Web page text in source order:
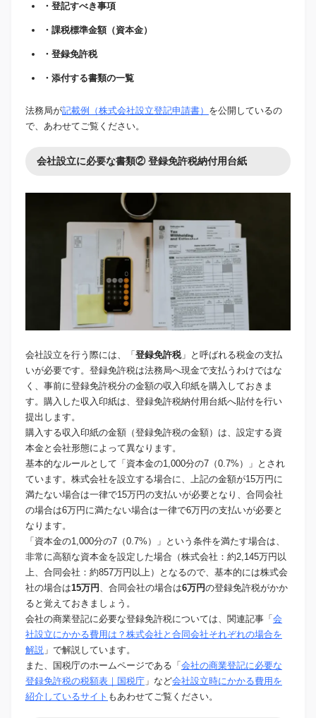
・登記すべき事項
・課税標準金額（資本金）
・登録免許税
・添付する書類の一覧
法務局が記載例（株式会社設立登記申請書） を公開しているの
で、あわせてご覧ください。
会社設立に必要な書類② 登録免許税納付用台紙
会社設立を行う際には、「 登録免許税」と呼ばれる税金の支払
いが必要です。登録免許税は法務局へ現金で支払うわけではな
く、事前に登録免許税分の金額の収入印紙を購入しておきま
す。購入した収入印紙は、登録免許税納付用台紙へ貼付を行い
提出します。
購入する収入印紙の金額（登録免許税の金額）は、設定する資
本金と会社形態によって異なります。
基本的なルールとして「資本金の1,000分の7（0.7%）」とされ
ています。株式会社を設立する場合に、上記の金額が15万円に
満たない場合は一律で15万円の支払いが必要となり、合同会社
の場合は6万円に満たない場合は一律で6万円の支払いが必要と
なります。
「資本金の1,000分の7（0.7%）」という条件を満たす場合は、
非常に高額な資本金を設定した場合（株式会社：約2,145万円以
上、合同会社：約857万円以上）となるので、基本的には株式会
社の場合は15万円 、合同会社の場合は6万円の登録免許税がかか
ると覚えておきましょう。
会社の商業登記に必要な登録免許税については、関連記事「 会
社設立にかかる費用は？株式会社と合同会社それぞれの場合を
解説 」で解説しています。
また、国税庁のホームページである「 会社の商業登記に必要な
登録免許税の税額表｜国税庁 」など会社設立時にかかる費用を
紹介しているサイト もあわせてご覧ください。